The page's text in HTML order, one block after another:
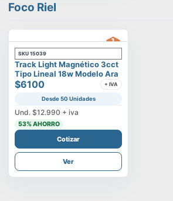
Foco Riel
SKU 15039
Track Light Magnético 3cct
Tipo Lineal 18w Modelo Ara
$6100 + IVA
Desde 50 Unidades
Und. $12.990 + iva
53% AHORRO
Cotizar
Ver